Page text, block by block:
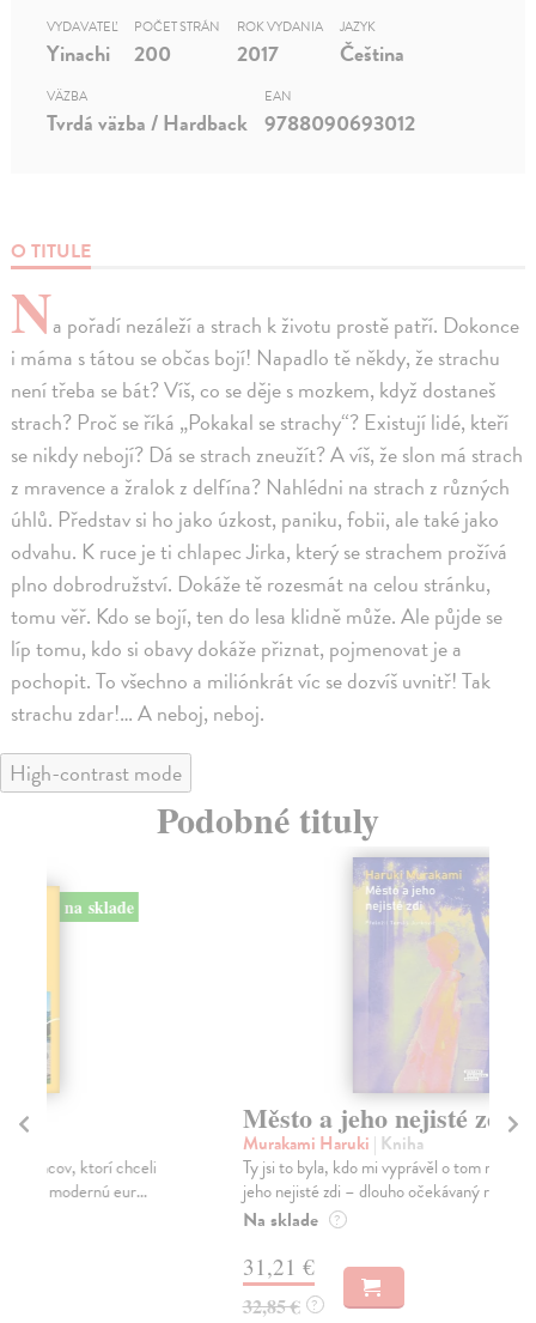
O TITULE
Na pořadí nezáleží a strach k životu prostě patří. Dokonce
i máma s tátou se občas bojí! Napadlo tě někdy, že strachu
není třeba se bát? Víš, co se děje s mozkem, když dostaneš
strach? Proč se říká „Pokakal se strachy“? Existují lidé, kteří
se nikdy nebojí? Dá se strach zneužít? A víš, že slon má strach
z mravence a žralok z delfína? Nahlédni na strach z různých
úhlů. Představ si ho jako úzkost, paniku, fobii, ale také jako
odvahu. K ruce je ti chlapec Jirka, který se strachem prožívá
plno dobrodružství. Dokáže tě rozesmát na celou stránku,
tomu věř. Kdo se bojí, ten do lesa klidně může. Ale půjde se
líp tomu, kdo si obavy dokáže přiznat, pojmenovat je a
pochopit. To všechno a miliónkrát víc se dozvíš uvnitř! Tak
strachu zdar!… A neboj, neboj.
VYDAVATEĽ
Yinachi
POČET STRÁN
200
ROK VYDANIA
2017
JAZYK
Čeština
VÄZBA
Tvrdá väzba / Hardback
EAN
9788090693012
High-contrast mode
Podobné tituly
na sklade
Město a jeho nejisté zdi
| Kniha
Ty jsi to byla, kdo mi vyprávěl o tom městě. Město a
jeho nejisté zdi – dlouho očekávaný román Haru...